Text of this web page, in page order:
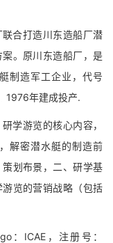
合打造川东造船厂潜
。原川东造船厂，是
制造军工企业，代号
1976年建成投产.
游览的核心内容，
解密潜水艇的制造前
划布景，二、研学基
览的营销战略（包括
ICAE，注册号：